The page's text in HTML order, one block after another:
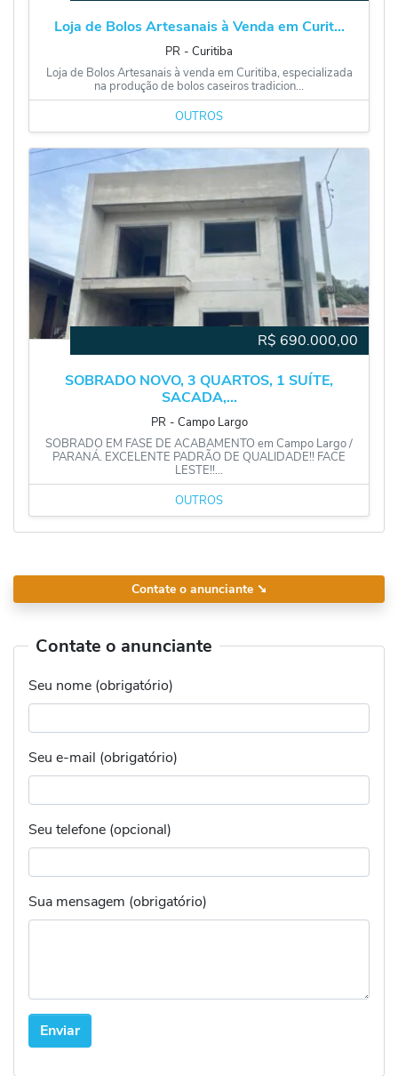
Loja de Bolos Artesanais à Venda em Curit...
PR ‐ Curitiba
Loja de Bolos Artesanais à venda em Curitiba, especializada
na produção de bolos caseiros tradicion...
OUTROS
R$ 690.000,00
SOBRADO NOVO, 3 QUARTOS, 1 SUÍTE,
SACADA,...
PR ‐ Campo Largo
SOBRADO EM FASE DE ACABAMENTO em Campo Largo /
PARANÁ. EXCELENTE PADRÃO DE QUALIDADE!! FACE
LESTE!!...
OUTROS
Contate o anunciante ➘
Contate o anunciante
Seu nome (obrigatório)
Seu e-mail (obrigatório)
Seu telefone (opcional)
Sua mensagem (obrigatório)